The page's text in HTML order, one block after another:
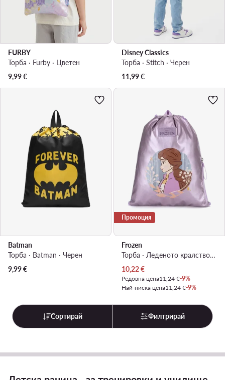
FURBY
Торба · Furby · Цветен
9,99€
Disney Classics
Торба · Stitch · Черен
11,99€
Batman
Торба · Batman · Черен
9,99€
Промоция
Frozen
Торба · Леденото кралство · Виолетов
Актуална цена
10,22€
Редовна цена11,24 €-9%
Най-ниска цена11,24 €-9%
Сортирай Филтрирай